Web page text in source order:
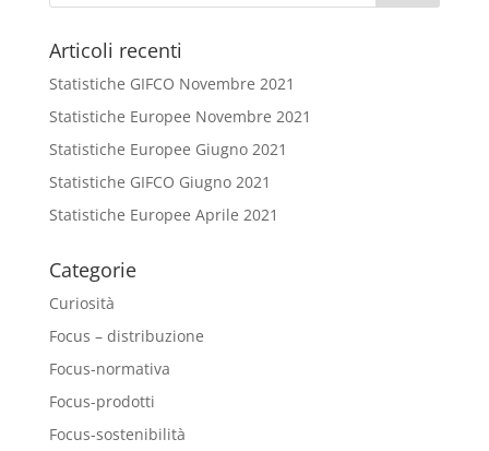
Articoli recenti
Statistiche GIFCO Novembre 2021
Statistiche Europee Novembre 2021
Statistiche Europee Giugno 2021
Statistiche GIFCO Giugno 2021
Statistiche Europee Aprile 2021
Categorie
Curiosità
Focus – distribuzione
Focus-normativa
Focus-prodotti
Focus-sostenibilità